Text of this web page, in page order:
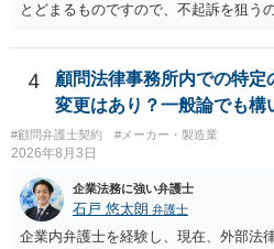
とどまるものですので、不起訴を狙う
4
顧問法律事務所内での特定
変更はあり？一般論でも構
#顧問弁護士契約 #メーカー・製造業
2026年8月3日
企業法務に強い弁護士
石戸 悠太朗 弁護士
企業内弁護士を経験し、現在、外部法